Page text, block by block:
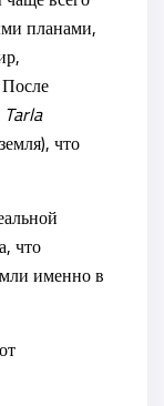
планами,
,
Tarla
что
что
именно в